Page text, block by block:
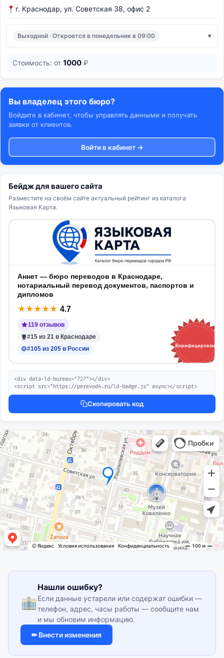
г. Краснодар, ул. Советская 38, офис 2
Выходной · Откроется в понедельник в 09:00
Стоимость: от 1000 ₽
Вы владелец этого бюро?
Войдите в кабинет, чтобы управлять данными и получать
заявки от клиентов.
Войти в кабинет →
Бейдж для вашего сайта
Разместите на своём сайте актуальный рейтинг из каталога
Языковая Карта.
Аннет — бюро переводов в Краснодаре,
нотариальный перевод документов, паспортов и
дипломов
★★★★★ 4.7
119 отзывов
#15 из 21 в Краснодаре
#105 из 205 в России
Верифицировано
<div data-ld-bureau="727"></div>
<script src="https://perevod4.ru/ld-badge.js" async></script>
Скопировать код
Нашли ошибку?
Если данные устарели или содержат ошибки —
телефон, адрес, часы работы — сообщите нам
и мы обновим информацию.
✏ Внести изменения